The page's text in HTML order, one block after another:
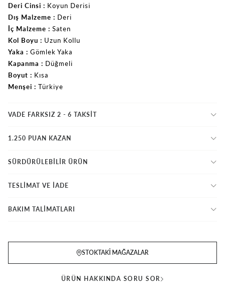
Deri Cinsi
Koyun Derisi
Dış Malzeme
Deri
İç Malzeme
Saten
Kol Boyu
Uzun Kollu
Yaka
Gömlek Yaka
Kapanma
Düğmeli
Boyut
Kısa
Menşei
Türkiye
VADE FARKSIZ 2 - 6 TAKSIT
1.250 PUAN KAZAN
SÜRDÜRÜLEBİLİR ÜRÜN
TESLİMAT VE İADE
BAKIM TALİMATLARI
STOKTAKI MAĞAZALAR
ÜRÜN HAKKINDA SORU SOR